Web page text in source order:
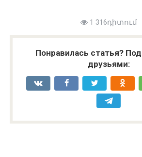
1 316դիտում
Понравилась статья?
друзьями: